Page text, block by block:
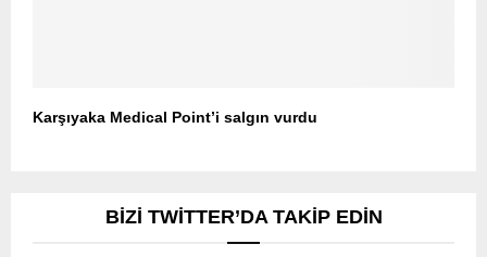
Karşıyaka Medical Point’i salgın vurdu
BIZI TWITTER’DA TAKIP EDIN